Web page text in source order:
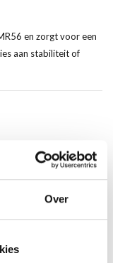
Over
en zorgt voor een
aan stabiliteit of
en MR56) vereisen